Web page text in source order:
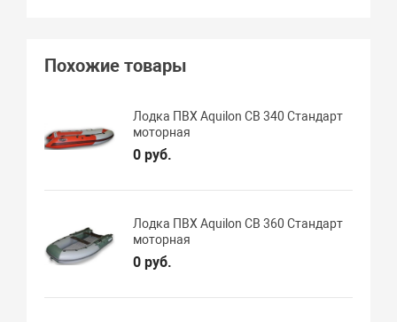
Похожие товары
Лодка ПВХ Aquilon CB 340 Стандарт
моторная
0 руб.
Лодка ПВХ Aquilon CB 360 Стандарт
моторная
0 руб.